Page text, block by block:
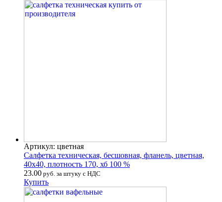
Артикул: цветная
Салфетка техническая, бесшовная, фланель, цветная,
40х40, плотность 170, хб 100 %
23.00 руб. за штуку с НДС
Купить